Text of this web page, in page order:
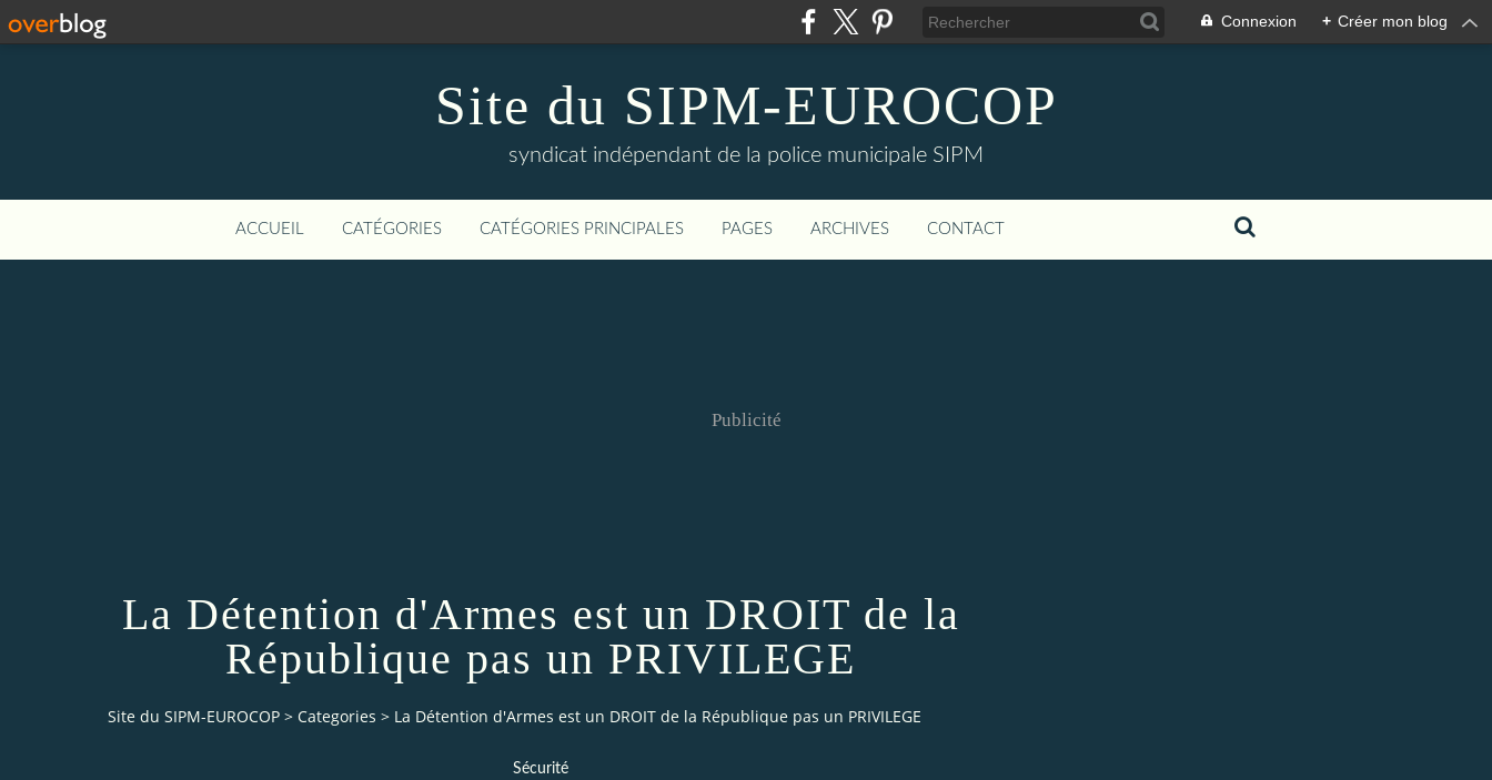
Connexion + Créer mon blog
Site du SIPM-EUROCOP
syndicat indépendant de la police municipale SIPM
ACCUEIL CATÉGORIES CATÉGORIES PRINCIPALES PAGES ARCHIVES CONTACT
Publicité
La Détention d'Armes est un DROIT de la
République pas un PRIVILEGE
Site du SIPM-EUROCOP > Categories > La Détention d'Armes est un DROIT de la République pas un PRIVILEGE
Sécurité